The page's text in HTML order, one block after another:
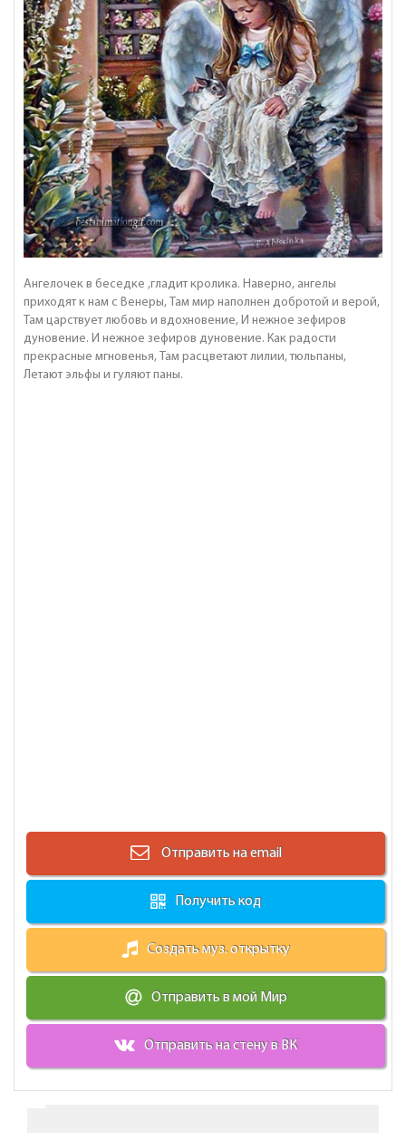
Ангелочек в беседке ,гладит кролика. Наверно, ангелы
приходят к нам с Венеры, Там мир наполнен добротой и верой,
Там царствует любовь и вдохновение, И нежное зефиров
дуновение. И нежное зефиров дуновение. Как радости
прекрасные мгновенья, Там расцветают лилии, тюльпаны,
Летают эльфы и гуляют паны.
Отправить на email
Получить код
Создать муз. открытку
Отправить в мой Мир
Отправить на стену в ВК